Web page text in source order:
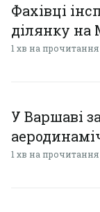
Фахівці
ділянку на
1 хв на прочитання
У Варшаві
1 хв на прочитання